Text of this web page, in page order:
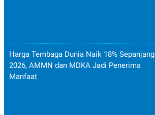
Harga Tembaga Dunia Naik 18% Sepanjang
2026, AMMN dan MDKA Jadi Penerima
Manfaat